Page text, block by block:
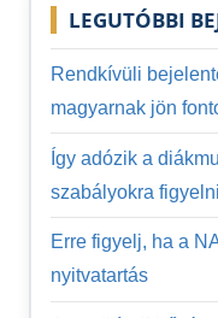
LEGUTÓBBI
Rendkívüli
magyarnak jön
Így adózik a
szabályokra figyelni
Erre figyelj, ha a
nyitvatartás